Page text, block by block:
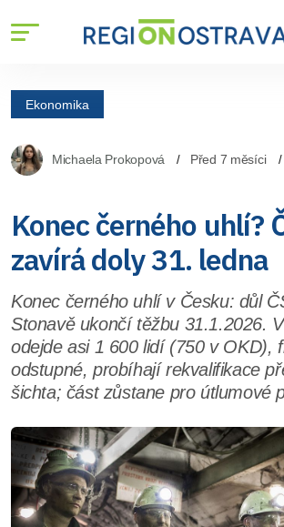
Ekonomika
Michaela Prokopová Před 7 měsíci
Konec černého uhlí?
zavírá doly 31. ledna
Konec černého uhlí v Česku: důl
Stonavě ukončí těžbu 31.1.2026.
odejde asi 1 600 lidí (750 v OKD),
odstupné, probíhají rekvalifikace
šichta; část zůstane pro útlumové